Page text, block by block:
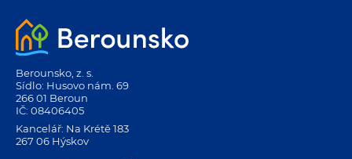
Berounsko, z. s.
Sídlo: Husovo nám. 69
266 01 Beroun
IČ: 08406405
Kancelář: Na Krétě 183
267 06 Hýskov